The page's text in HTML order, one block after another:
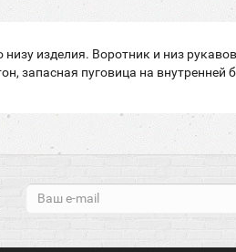
изделия. Воротник и низ
запасная пуговица на внутренней